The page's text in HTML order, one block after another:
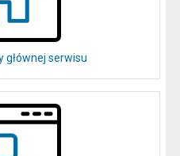
głównej serwisu